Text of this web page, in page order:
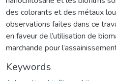
des colorants et des métaux
observations faites dans ce
en faveur de l’utilisation de
marchande pour
Keywords